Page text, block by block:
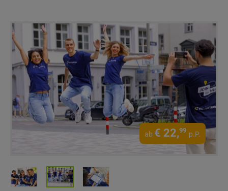
ab € 22,99 p.P.